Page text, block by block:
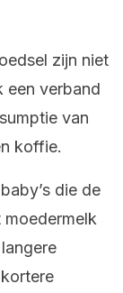
zijn niet
een verband
van
koffie.
die de